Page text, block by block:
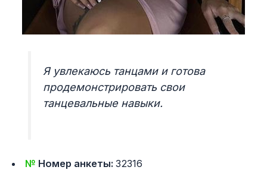
Я увлекаюсь танцами и готова
продемонстрировать свои
танцевальные навыки.
№ Номер анкеты:32316